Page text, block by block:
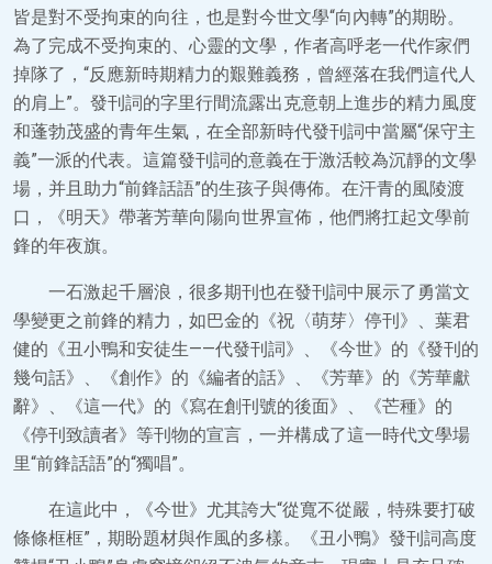
皆是對不受拘束的向往，也是對今世文學“向內轉”的期盼。
為了完成不受拘束的、心靈的文學，作者高呼老一代作家們
掉隊了，“反應新時期精力的艱難義務，曾經落在我們這代人
的肩上”。發刊詞的字里行間流露出克意朝上進步的精力風度
和蓬勃茂盛的青年生氣，在全部新時代發刊詞中當屬“保守主
義”一派的代表。這篇發刊詞的意義在于激活較為沉靜的文學
場，并且助力“前鋒話語”的生孩子與傳佈。在汗青的風陵渡
口，《明天》帶著芳華向陽向世界宣佈，他們將扛起文學前
鋒的年夜旗。
一石激起千層浪，很多期刊也在發刊詞中展示了勇當文
學變更之前鋒的精力，如巴金的《祝〈萌芽〉停刊》、葉君
健的《丑小鴨和安徒生——代發刊詞》、《今世》的《發刊的
幾句話》、《創作》的《編者的話》、《芳華》的《芳華獻
辭》、《這一代》的《寫在創刊號的後面》、《芒種》的
《停刊致讀者》等刊物的宣言，一并構成了這一時代文學場
里“前鋒話語”的“獨唱”。
在這此中，《今世》尤其誇大“從寬不從嚴，特殊要打破
條條框框”，期盼題材與作風的多樣。《丑小鴨》發刊詞高度